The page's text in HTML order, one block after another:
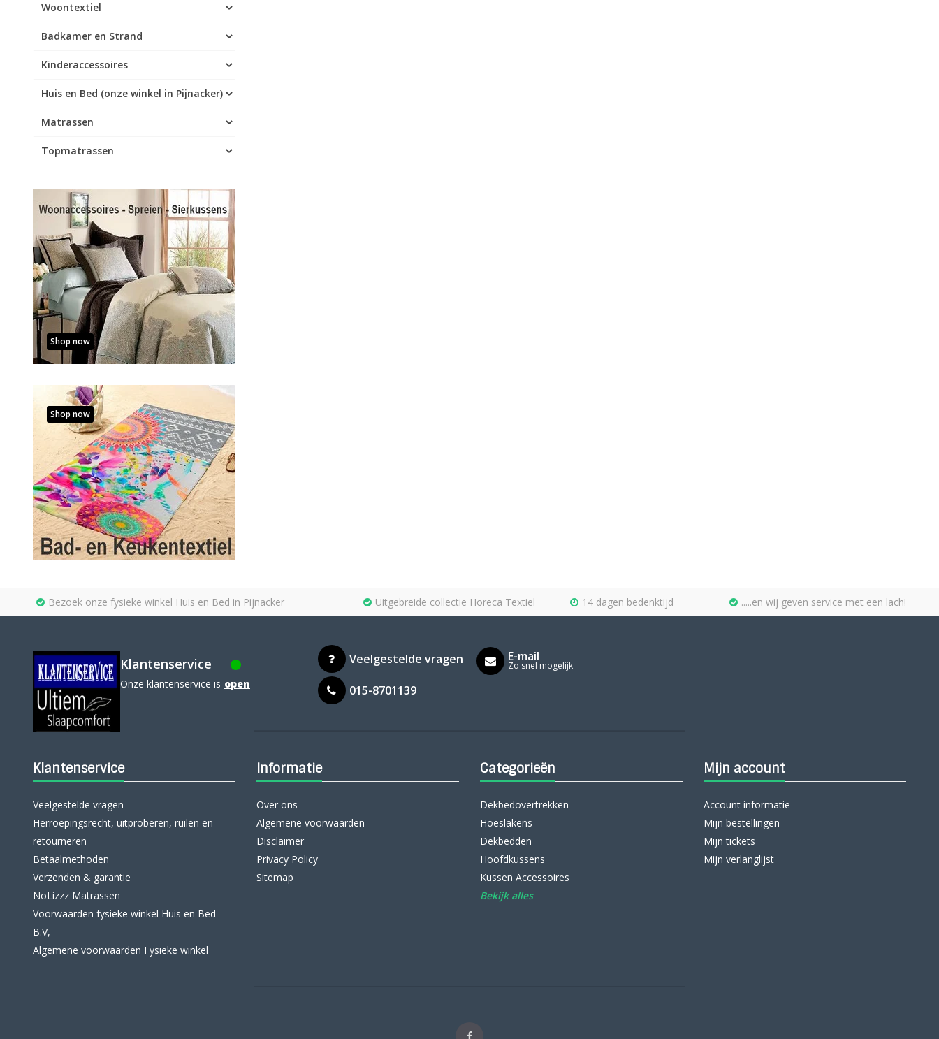
Woontextiel
Badkamer en Strand
Kinderaccessoires
Huis en Bed (onze winkel in Pijnacker)
Matrassen
Topmatrassen
Shop now
Shop now
Bezoek onze fysieke winkel Huis en Bed in Pijnacker Uitgebreide collectie Horeca Textiel 14 dagen bedenktijd .....en wij geven service met een lach!
Klantenservice
Onze klantenservice is open
Veelgestelde vragen
015-8701139
E-mail
Zo snel mogelijk
Klantenservice
Veelgestelde vragen
Herroepingsrecht, uitproberen, ruilen en
retourneren
Betaalmethoden
Verzenden & garantie
NoLizzz Matrassen
Voorwaarden fysieke winkel Huis en Bed
B.V,
Algemene voorwaarden Fysieke winkel
Informatie
Over ons
Algemene voorwaarden
Disclaimer
Privacy Policy
Sitemap
Categorieën
Dekbedovertrekken
Hoeslakens
Dekbedden
Hoofdkussens
Kussen Accessoires
Bekijk alles
Mijn account
Account informatie
Mijn bestellingen
Mijn tickets
Mijn verlanglijst